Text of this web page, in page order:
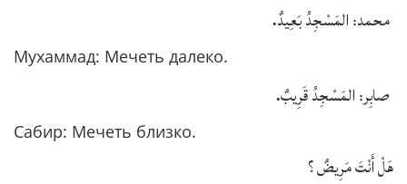
محمد: المَسْجِدُ بَعِيدٌ.
Мухаммад: Мечеть далеко.
صابِر: المَسْجِدُ قَرِيبٌ.
Сабир: Мечеть близко.
هَلْ أَنْتَ مَرِيضٌ ؟